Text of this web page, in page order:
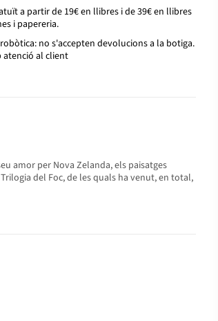
a partir de 19€ en llibres i de 39€ en llibres
i papereria.
no s'accepten devolucions a la botiga.
atenció al client
amor per Nova Zelanda, els paisatges
del Foc, de les quals ha venut, en total,